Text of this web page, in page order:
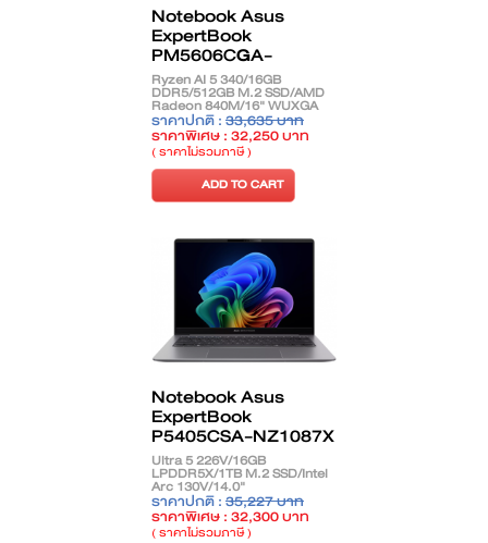
Notebook Asus
ExpertBook
PM5606CGA-
SH0091WS
Ryzen AI 5 340/16GB
DDR5/512GB M.2 SSD/AMD
Radeon 840M/16" WUXGA
OLED/Windows 11 Home +
Office Home 2024/Misty Grey
ราคาปกติ : 33,635 บาท
ราคาพิเศษ : 32,250 บาท
( ราคาไม่รวมภาษี )
ADD TO CART
Notebook Asus
ExpertBook
P5405CSA-NZ1087X
Ultra 5 226V/16GB
LPDDR5X/1TB M.2 SSD/Intel
Arc 130V/14.0"
WQXGA/Windows 11
Pro/Misty Grey
ราคาปกติ : 35,227 บาท
ราคาพิเศษ : 32,300 บาท
( ราคาไม่รวมภาษี )